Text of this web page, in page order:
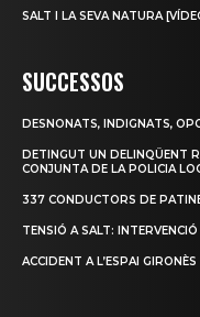
SALT I LA SEVA NATURA
SUCCESSOS
DESNONATS, INDIGNATS,
DETINGUT UN DELINQÜENT
CONJUNTA DE LA POLICIA
337 CONDUCTORS DE
TENSIÓ A SALT:
ACCIDENT A L’ESPAI GIRONÈS